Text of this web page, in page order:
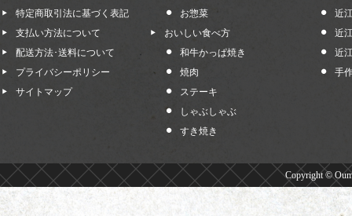
・採用活動の選考・連絡を
・当店への問い合わせに回
・当店のサービスをご連絡
当店の個人情報の取扱いに
へお問合せ下さい。当該ご
確認できた後、合理的な期
訂正または削除等を行いま
または開示の際には、当店
特定商取引法に基づく表記
支払い方法について
配送方法･送料について
プライバシーポリシー
サイトマップ
お惣菜
おいしい食べ方
和牛かっぱ焼き
焼肉
ステーキ
しゃぶしゃぶ
すき焼き
近
近
近
手
Copyright ©